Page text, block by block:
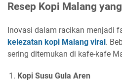
Resep Kopi Malang
Inovasi dalam racikan menjadi
kelezatan kopi Malang viral.
sering ditemukan di kafe-kafe
Kopi Susu Gula Aren